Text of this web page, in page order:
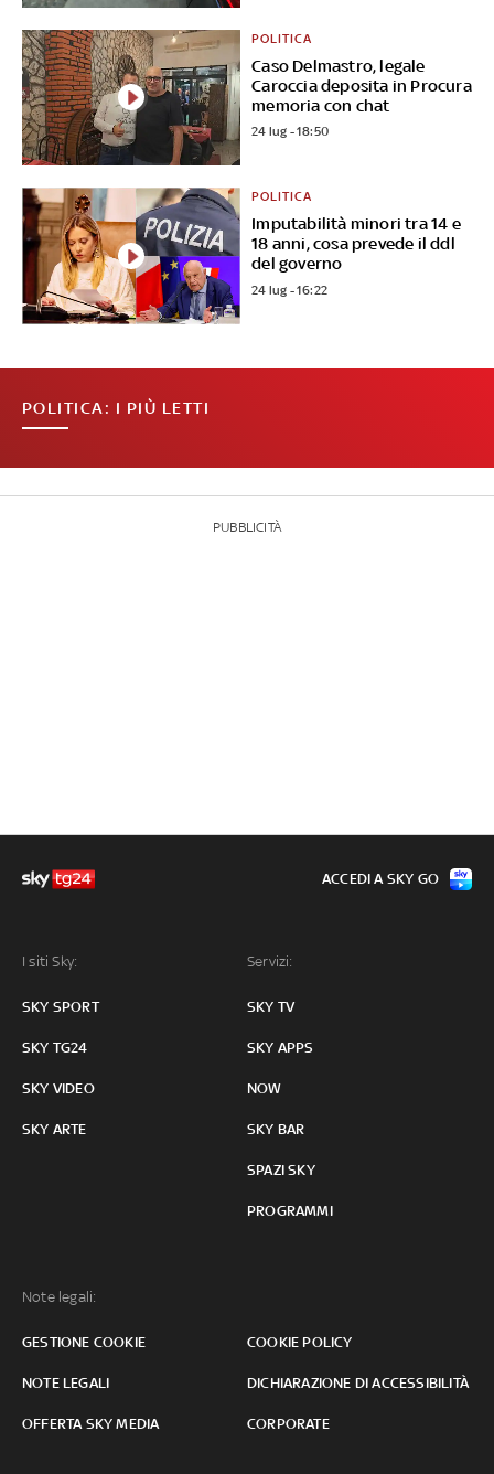
Caso Delmastro, legale
Caroccia deposita in Procura
memoria con chat
POLITICA
24 lug - 18:50
Imputabilità minori tra 14 e
18 anni, cosa prevede il ddl
del governo
POLITICA
24 lug - 16:22
POLITICA: I PIÙ LETTI
PUBBLICITÀ
I siti Sky:
SKY SPORT
SKY TG24
SKY VIDEO
SKY ARTE
Servizi:
SKY TV
SKY APPS
NOW
SKY BAR
SPAZI SKY
PROGRAMMI
Note legali:
GESTIONE COOKIE COOKIE POLICY
NOTE LEGALI DICHIARAZIONE DI ACCESSIBILITÀ
OFFERTA SKY MEDIA CORPORATE
ACCEDI A SKY GO